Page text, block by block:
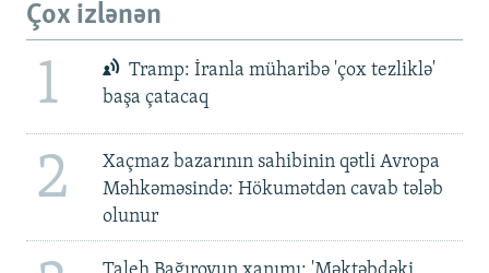
Çox izlənən
1
Tramp: İranla müharibə 'çox tezliklə'
başa çatacaq
2
Xaçmaz bazarının sahibinin qətli Avropa
Məhkəməsində: Hökumətdən cavab tələb
olunur